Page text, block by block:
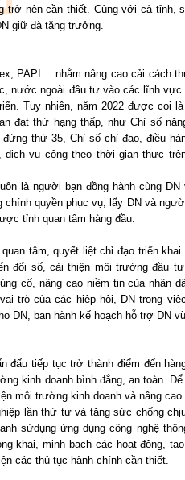
trở nên cần thiết. Cùng với cả tỉnh,
giữ đà tăng trưởng.
PAPI… nhằm nâng cao cải cách
nước ngoài đầu tư vào các lĩnh vực
Tuy nhiên, năm 2022 được coi là
đạt thứ hạng thấp, như Chỉ số
thứ 35, Chỉ số chỉ đạo, điều
vụ công theo thời gian thực
là người bạn đồng hành cùng
quyền phục vụ, lấy DN và
tỉnh quan tâm hàng đầu.
tâm, quyết liệt chỉ đạo triển khai
đổi số, cải thiện môi trường đầu
cố, nâng cao niềm tin của nhân
trò của các hiệp hội, DN trong
DN, ban hành kế hoạch hỗ trợ DN
đấu tiếp tục trở thành điểm đến
kinh doanh bình đẳng, an toàn.
môi trường kinh doanh và nâng cao
lần thứ tư và tăng sức chống
sửdụng ứng dụng công nghệ
khai, minh bạch các hoạt động,
các thủ tục hành chính cần thiết.